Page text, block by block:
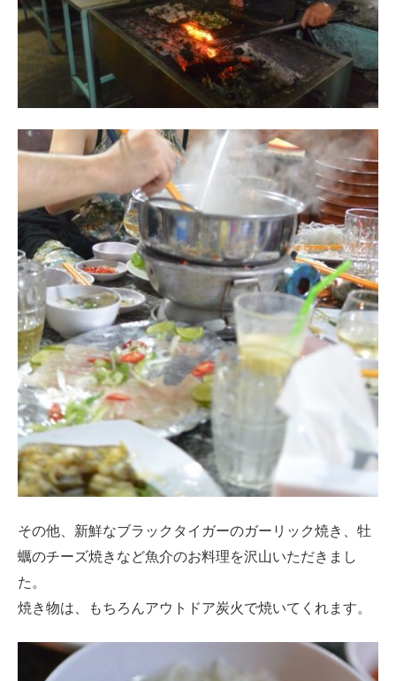
その他、新鮮なブラックタイガーのガーリック焼き、牡
蠣のチーズ焼きなど魚介のお料理を沢山いただきまし
た。
焼き物は、もちろんアウトドア炭火で焼いてくれます。